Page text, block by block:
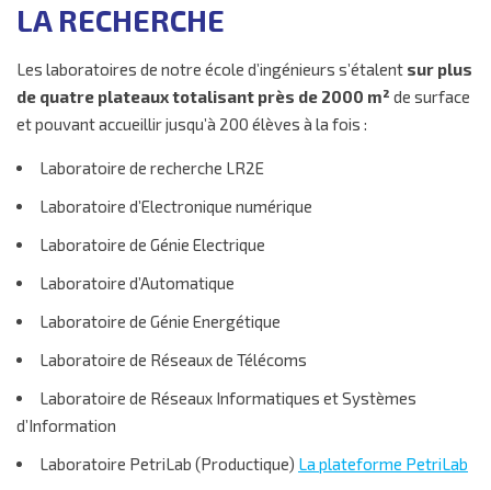
LA RECHERCHE
Les laboratoires de notre école d’ingénieurs s’étalent sur plus
de quatre plateaux totalisant près de 2000 m² de surface
et pouvant accueillir jusqu’à 200 élèves à la fois :
Laboratoire de recherche LR2E
Laboratoire d’Electronique numérique
Laboratoire de Génie Electrique
Laboratoire d’Automatique
Laboratoire de Génie Energétique
Laboratoire de Réseaux de Télécoms
Laboratoire de Réseaux Informatiques et Systèmes
d’Information
Laboratoire PetriLab (Productique) La plateforme PetriLab